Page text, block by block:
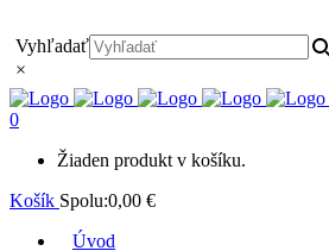
Vyhľadať
×
0
Žiaden produkt v košíku.
Košík Spolu:0,00 €
Úvod